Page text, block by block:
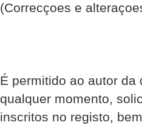
(Correcçoes e
É permitido ao autor
qualquer momento,
inscritos no registo,